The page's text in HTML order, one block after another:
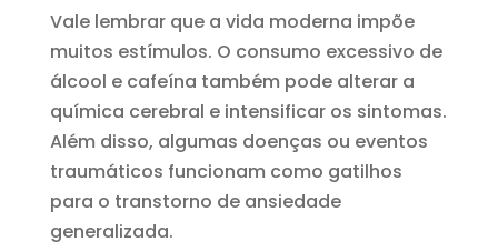
Vale lembrar que a vida moderna impõe
muitos estímulos. O consumo excessivo de
álcool e cafeína também pode alterar a
química cerebral e intensificar os sintomas.
Além disso, algumas doenças ou eventos
traumáticos funcionam como gatilhos
para o transtorno de ansiedade
generalizada.